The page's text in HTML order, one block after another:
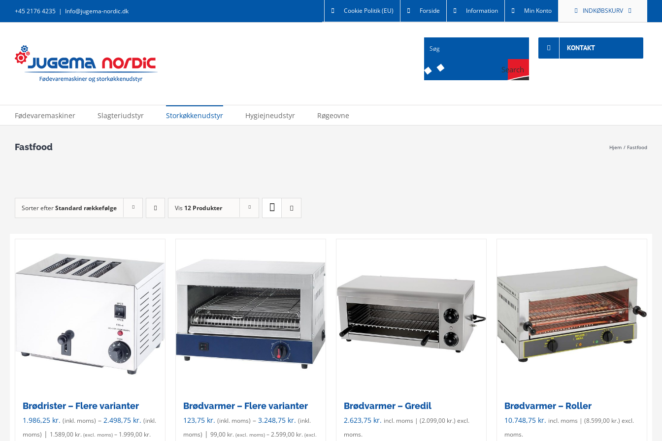
to
+45 2176 4235 | Info@jugema-nordic.dk Cookie Politik (EU) Forside Information Min Konto INDKØBSKURV
Search
KONTAKT
Fødevaremaskiner Slagteriudstyr Storkøkkenudstyr Hygiejneudstyr Røgeovne
Fastfood Hjem Fastfood
Sorter efterStandard rækkefølge Vis 12 Produkter
Brødrister – Flere varianter
1.986,25 kr. (inkl. moms) – 2.498,75 kr. (inkl.
moms) | 1.589,00 kr. (excl. moms) – 1.999,00 kr.
Brødvarmer – Flere varianter
123,75 kr. (inkl. moms) – 3.248,75 kr. (inkl.
moms) | 99,00 kr. (excl. moms) – 2.599,00 kr. (excl.
Brødvarmer – Gredil
2.623,75 kr. incl. moms | (2.099,00 kr.) excl.
moms.
Brødvarmer – Roller
10.748,75 kr. incl. moms | (8.599,00 kr.) excl.
moms.